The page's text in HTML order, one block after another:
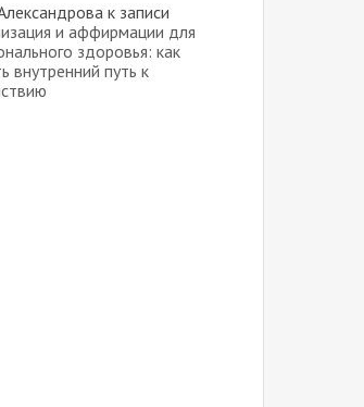
к записи
и аффирмации для
здоровья: как
внутренний путь к